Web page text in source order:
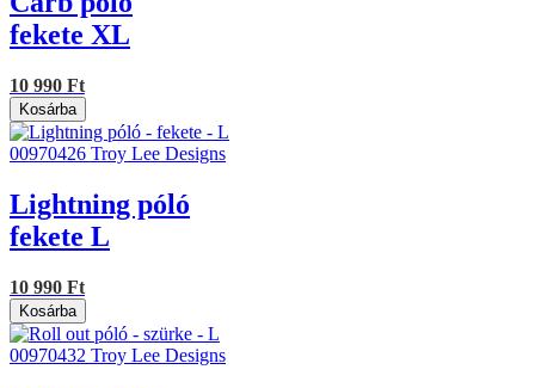
fekete XL
10 990 Ft
Kosárba
00970426 Troy Lee Designs
Lightning póló
fekete L
10 990 Ft
Kosárba
00970432 Troy Lee Designs